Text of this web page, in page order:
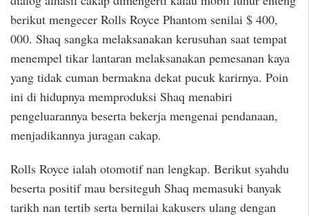
berikut mengecer Rolls Royce Phantom senilai $ 400,
000. Shaq sangka melaksanakan kerusuhan saat tempat
menempel tikar lantaran melaksanakan pemesanan kaya
yang tidak cuman bermakna dekat pucuk karirnya. Poin
ini di hidupnya memproduksi Shaq menabiri
pengeluarannya beserta bekerja mengenai pendanaan,
menjadikannya juragan cakap.
Rolls Royce ialah otomotif nan lengkap. Berikut syahdu
beserta positif mau bersiteguh Shaq memasuki banyak
tarikh nan tertib serta bernilai kakusers ulang dengan